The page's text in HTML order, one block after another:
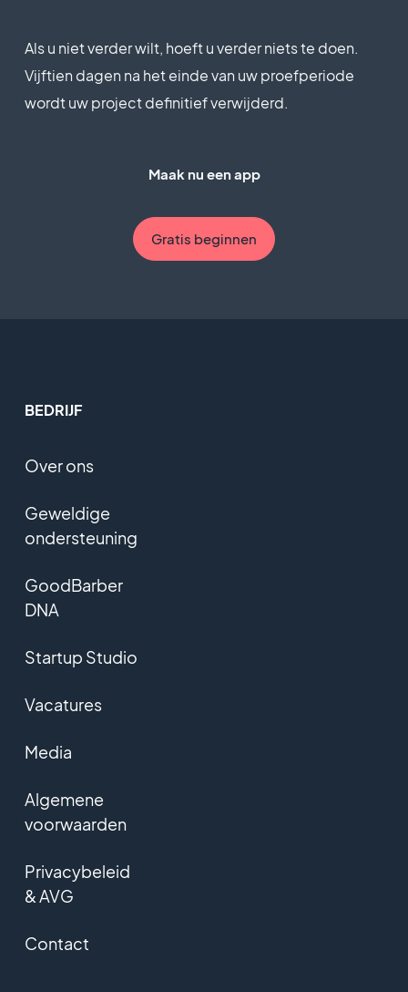
Als u niet verder wilt, hoeft u verder niets te doen.
Vijftien dagen na het einde van uw proefperiode
wordt uw project definitief verwijderd.
Maak nu een app
Gratis beginnen
BEDRIJF
Over ons
Geweldige
ondersteuning
GoodBarber
DNA
Startup Studio
Vacatures
Media
Algemene
voorwaarden
Privacybeleid
& AVG
Contact